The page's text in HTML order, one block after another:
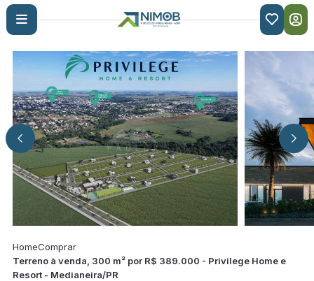

HomeComprar
Terreno à venda, 300 m² por R$ 389.000 - Privilege Home e
Resort - Medianeira/PR